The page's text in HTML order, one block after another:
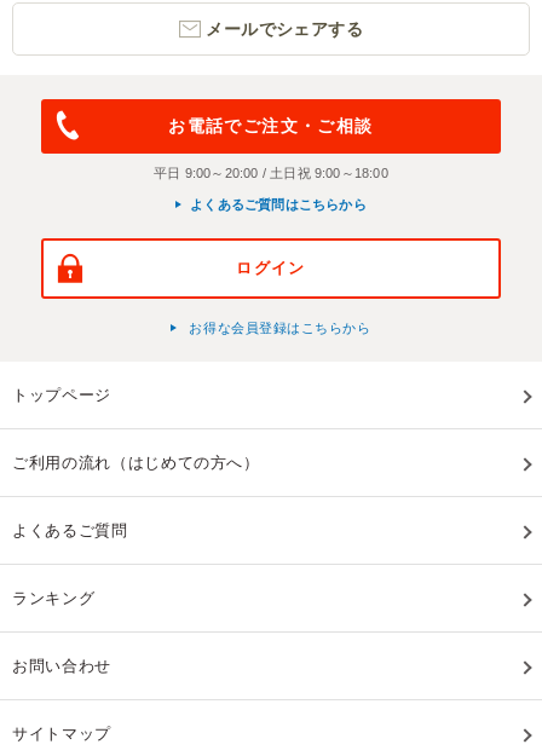
メールでシェアする
お電話でご注文・ご相談
平日 9:00～20:00 / 土日祝 9:00～18:00
よくあるご質問はこちらから
ログイン
お得な会員登録はこちらから
トップページ
ご利用の流れ（はじめての方へ）
よくあるご質問
ランキング
お問い合わせ
サイトマップ